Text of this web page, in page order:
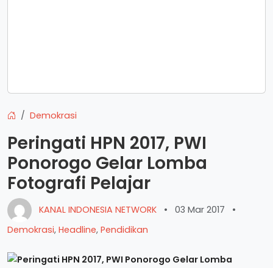
Demokrasi
Peringati HPN 2017, PWI
Ponorogo Gelar Lomba
Fotografi Pelajar
KANAL INDONESIA NETWORK • 03 Mar 2017
•
Demokrasi, Headline, Pendidikan